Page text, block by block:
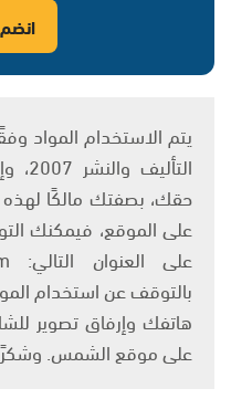
حقك، بصفتك مالكًا
على الموقع، فيمكنك
بالتوقف عن استخدام
هاتفك وإرفاق تصوير
على موقع الشمس.